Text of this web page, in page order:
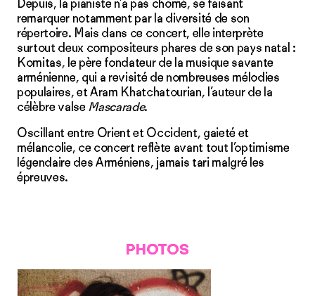
Depuis, la pianiste n’a pas chômé, se faisant
remarquer notamment par la diversité de son
répertoire. Mais dans ce concert, elle interprète
surtout deux compositeurs phares de son pays natal :
Komitas, le père fondateur de la musique savante
arménienne, qui a revi­sité de nombreuses mélodies
populaires, et Aram Khatchatourian, l’auteur de la
célèbre valse Mascarade.
Oscillant entre Orient et Occident, gaieté et
mélancolie, ce concert reflète avant tout l’optimisme
légendaire des Armé­niens, jamais tari malgré les
épreuves.
PHOTOS